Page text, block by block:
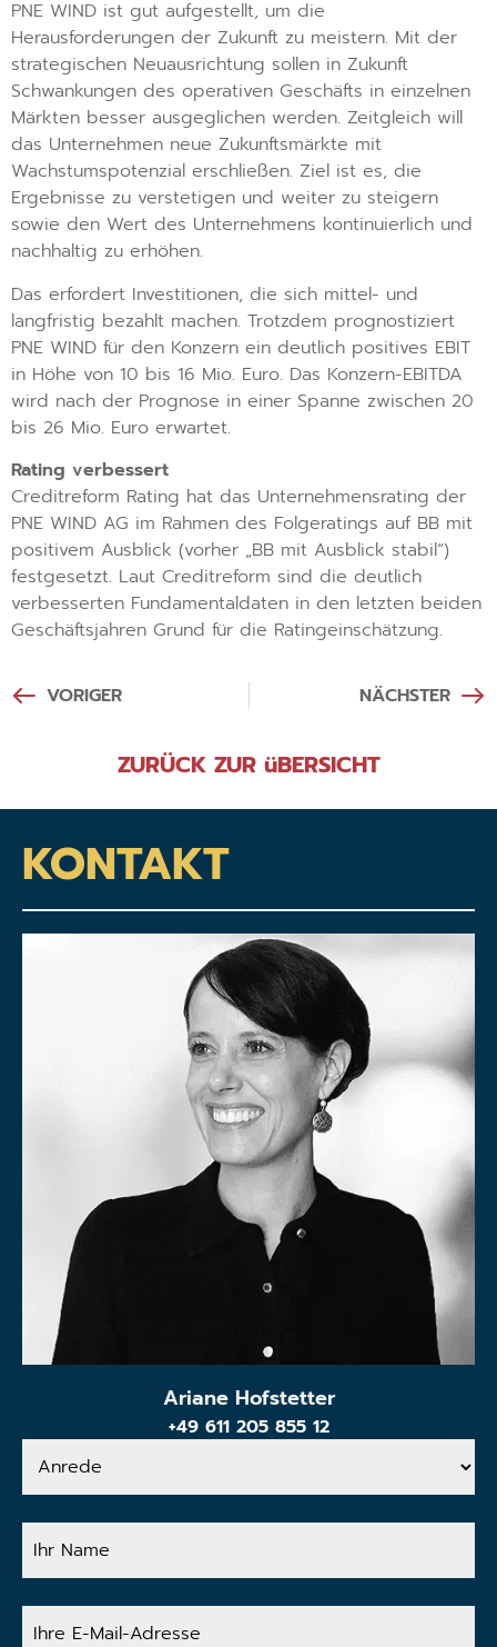
PNE WIND ist gut aufgestellt, um die
Herausforderungen der Zukunft zu meistern. Mit der
strategischen Neuausrichtung sollen in Zukunft
Schwankungen des operativen Geschäfts in einzelnen
Märkten besser ausgeglichen werden. Zeitgleich will
das Unternehmen neue Zukunftsmärkte mit
Wachstumspotenzial erschließen. Ziel ist es, die
Ergebnisse zu verstetigen und weiter zu steigern
sowie den Wert des Unternehmens kontinuierlich und
nachhaltig zu erhöhen.
Das erfordert Investitionen, die sich mittel- und
langfristig bezahlt machen. Trotzdem prognostiziert
PNE WIND für den Konzern ein deutlich positives EBIT
in Höhe von 10 bis 16 Mio. Euro. Das Konzern-EBITDA
wird nach der Prognose in einer Spanne zwischen 20
bis 26 Mio. Euro erwartet.
Rating verbessert
Creditreform Rating hat das Unternehmensrating der
PNE WIND AG im Rahmen des Folgeratings auf BB mit
positivem Ausblick (vorher „BB mit Ausblick stabil“)
festgesetzt. Laut Creditreform sind die deutlich
verbesserten Fundamentaldaten in den letzten beiden
Geschäftsjahren Grund für die Ratingeinschätzung.
VORIGER NÄCHSTER
ZURÜCK ZUR üBERSICHT
KONTAKT
Ariane Hofstetter
+49 611 205 855 12
Anrede
Ihr
Name
Ihre
E-